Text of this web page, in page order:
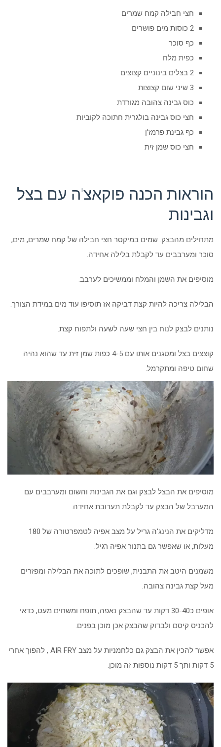
חצי חבילה קמח שמרים
2 כוסות מים פושרים
כף סוכר
כפית מלח
2 בצלים בינוניים קצוצים
3 שיני שום קצוצות
כוס גבינה צהובה מגורדת
חצי כוס גבינה בולגרית חתוכה לקוביות
כף גבינת פרמז'ן
חצי כוס שמן זית
הוראות הכנה פוקאצ'ה עם בצל
וגבינות
מתחילים מהבצק. שמים במיקסר חצי חבילה של קמח שמרים, מים,
סוכר ומערבבים עד לקבלת בלילה אחידה.
מוסיפים את השמן והמלח וממשיכים לערבב.
הבלילה צריכה להיות קצת דביקה אז תוסיפו עוד מים במידת הצורך.
נותנים לבצק לנוח בין חצי שעה לשעה ולתפוח קצת.
קוצצים בצל ומטגנים אותו עם 4-5 כפות שמן זית עד שהוא נהיה
שחום טיפה ומתקרמל.
מוסיפים את הבצל לבצק וגם את הגבינות והשום ומערבבים עם
המערבל של הבצק עד לקבלת תערובת אחידה.
מדליקים את הנינג'ה גריל על מצב אפיה לטמפרטורה של 180
מעלות, או שאפשר גם בתנור אפיה רגיל.
משמנים היטב את התבנית, שופכים לתוכה את הבלילה ומפזרים
מעל קצת גבינה צהובה.
אופים כ30-40 דקות עד שהבצק נאפה, תופח ומשחים מעט, כדאי
להכניס קיסם ולבדוק שהבצק אכן מוכן בפנים.
אפשר להכין את הבצק גם כלחמניות על מצב AIR FRY , להפוך אחרי
5 דקות ותך 5 דקות נוספות זה מוכן.